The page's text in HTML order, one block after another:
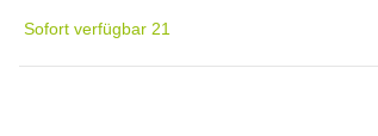
Sofort verfügbar 21